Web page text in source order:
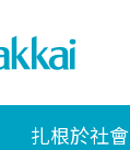
扎根於社會